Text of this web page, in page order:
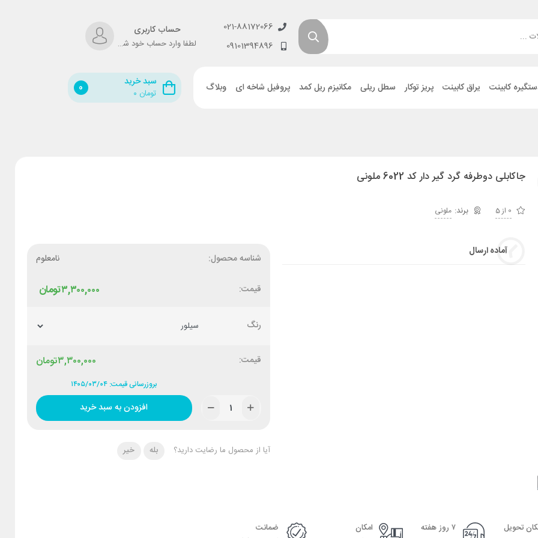
021-88172066
09101394896
حساب کاربری
لطفا وارد حساب خود شوید!
کابینت یراق کابینت پریز توکار سطل ریلی مکانیزم ریل کمد پروفیل شاخه ای وبلاگ سبد خرید
۰ تومان 0
جاکابلی دوطرفه گرد گیر دار کد 6022 ملونی
0 از 5 ملونی
آماده ارسال
شناسه محصول: نامعلوم
قیمت: ۳,۳۰۰,۰۰۰تومان
رنگ
۳,۳۰۰,۰۰۰تومان
بروزرسانی قیمت: ۱۴۰۵/۰۳/۰۴
افزودن به سبد خرید
آیا از محصول ما رضایت دارید؟ بله خیر
تحویل ۷ روز هفته امکان ضمانت